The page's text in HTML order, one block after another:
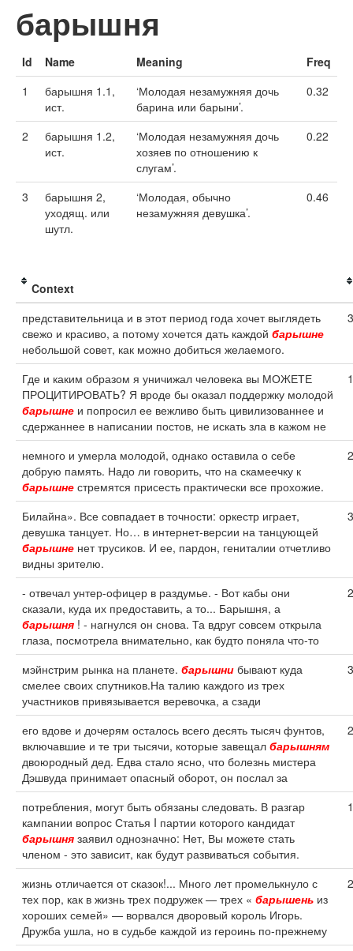
барышня
Id Name Meaning
Freq
1
барышня 1.1,
ист.
‘Молодая незамужняя дочь
барина или барыни’.
0.32
2
барышня 1.2,
ист.
‘Молодая незамужняя дочь
хозяев по отношению к
слугам’.
0.22
3
барышня 2,
уходящ. или
шутл.
‘Молодая, обычно
незамужняя девушка’.
0.46
Context
представительница и в этот период года хочет выглядеть
свежо и красиво, а потому хочется дать каждой барышне
небольшой совет, как можно добиться желаемого.
3
Где и каким образом я уничижал человека вы МОЖЕТЕ
ПРОЦИТИРОВАТЬ? Я вроде бы оказал поддержку молодой
барышне и попросил ее вежливо быть цивилизованнее и
сдержаннее в написании постов, не искать зла в кажом не
1
немного и умерла молодой, однако оставила о себе
добрую память. Надо ли говорить, что на скамеечку к
барышне стремятся присесть практически все прохожие.
2
Билайна». Все совпадает в точности: оркестр играет,
девушка танцует. Но… в интернет-версии на танцующей
барышне нет трусиков. И ее, пардон, гениталии отчетливо
видны зрителю.
3
- отвечал унтер-офицер в раздумье. - Вот кабы они
сказали, куда их предоставить, а то... Барышня, а
барышня ! - нагнулся он снова. Та вдруг совсем открыла
глаза, посмотрела внимательно, как будто поняла что-то
2
мэйнстрим рынка на планете. барышни бывают куда
смелее своих спутников.На талию каждого из трех
участников привязывается веревочка, а сзади
3
его вдове и дочерям осталось всего десять тысяч фунтов,
включавшие и те три тысячи, которые завещал барышням
двоюродный дед. Едва стало ясно, что болезнь мистера
Дэшвуда принимает опасный оборот, он послал за
2
потребления, могут быть обязаны следовать. В разгар
кампании вопрос Статья I партии которого кандидат
барышня заявил однозначно: Нет, Вы можете стать
членом - это зависит, как будут развиваться события.
1
жизнь отличается от сказок!... Много лет промелькнуло с
тех пор, как в жизнь трех подружек — трех « барышень из
хороших семей» — ворвался дворовый король Игорь.
Дружба ушла, но в судьбе каждой из героинь по-прежнему
2